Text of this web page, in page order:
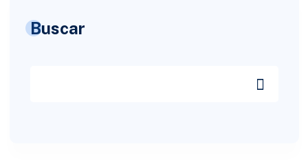
Buscar